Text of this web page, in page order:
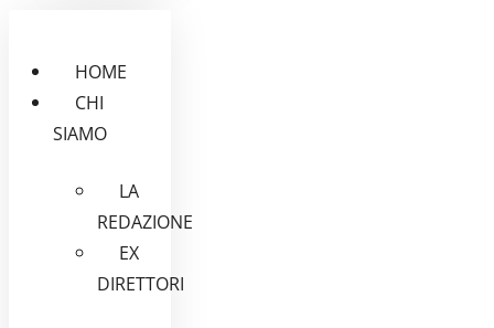
HOME
CHI
SIAMO
LA
REDAZIONE
EX
DIRETTORI